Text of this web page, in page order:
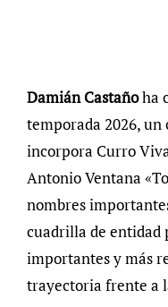
Damián Castañoha
temporada 2026, un
incorpora Curro
Antonio Ventana
nombres
cuadrilla de entidad
importantes y más
trayectoria frente a